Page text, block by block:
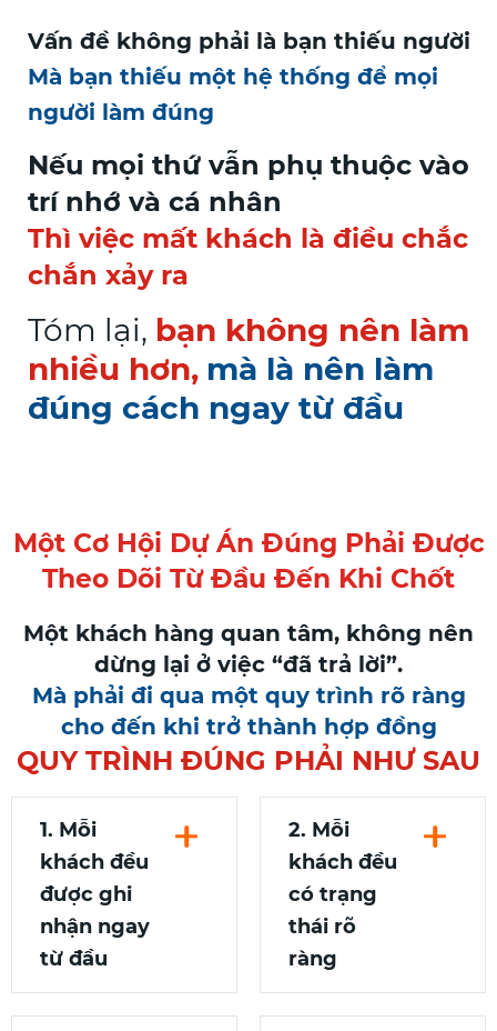
Vấn đề không phải là bạn thiếu người
Mà bạn thiếu một hệ thống để mọi
người làm đúng
Nếu mọi thứ vẫn phụ thuộc vào
trí nhớ và cá nhân
Thì việc mất khách là điều chắc
chắn xảy ra
Tóm lại, bạn không nên làm
nhiều hơn, mà là nên làm
đúng cách ngay từ đầu
Một Cơ Hội Dự Án Đúng Phải Được
Theo Dõi Từ Đầu Đến Khi Chốt
Một khách hàng quan tâm, không nên
dừng lại ở việc “đã trả lời”.
Mà phải đi qua một quy trình rõ ràng
cho đến khi trở thành hợp đồng
QUY TRÌNH ĐÚNG PHẢI NHƯ SAU
1. Mỗi
khách đều
được ghi
nhận ngay
từ đầu
2. Mỗi
khách đều
có trạng
thái rõ
ràng